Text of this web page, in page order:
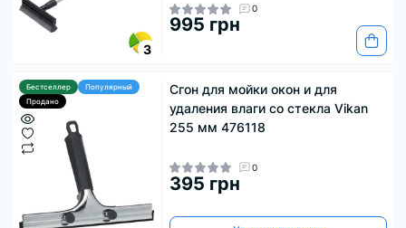
3
0
995 грн
Бестселлер
Популярный
Продано
Сгон для мойки окон и для
удаления влаги со стекла Vikan
255 мм 476118
0
395 грн